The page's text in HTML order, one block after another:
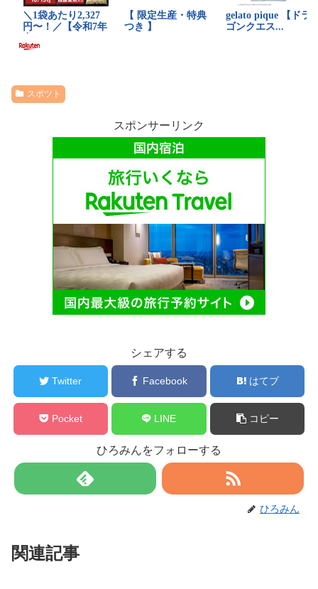
スポツト
スポンサーリンク
シェアする
Twitter Facebook はてブ
Pocket LINE コピー
ひろみんをフォローする
ひろみん
関連記事